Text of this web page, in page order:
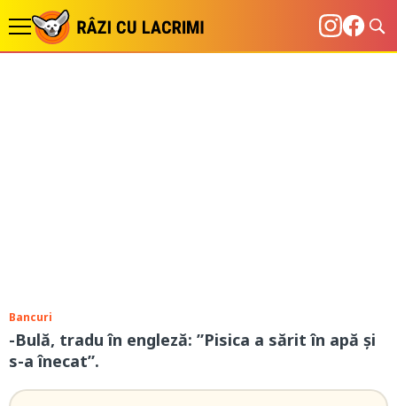
Bancuri
-Bulă, tradu în engleză: ”Pisica a sărit în apă și
s-a înecat”.